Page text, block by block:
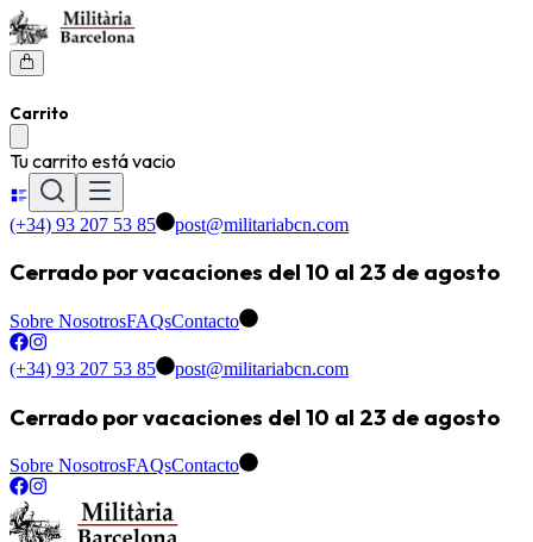
Carrito
Tu carrito está vacio
(+34) 93 207 53 85 post@militariabcn.com
Cerrado por vacaciones del 10 al 23 de agosto
Sobre NosotrosFAQsContacto
(+34) 93 207 53 85 post@militariabcn.com
Cerrado por vacaciones del 10 al 23 de agosto
Sobre NosotrosFAQsContacto